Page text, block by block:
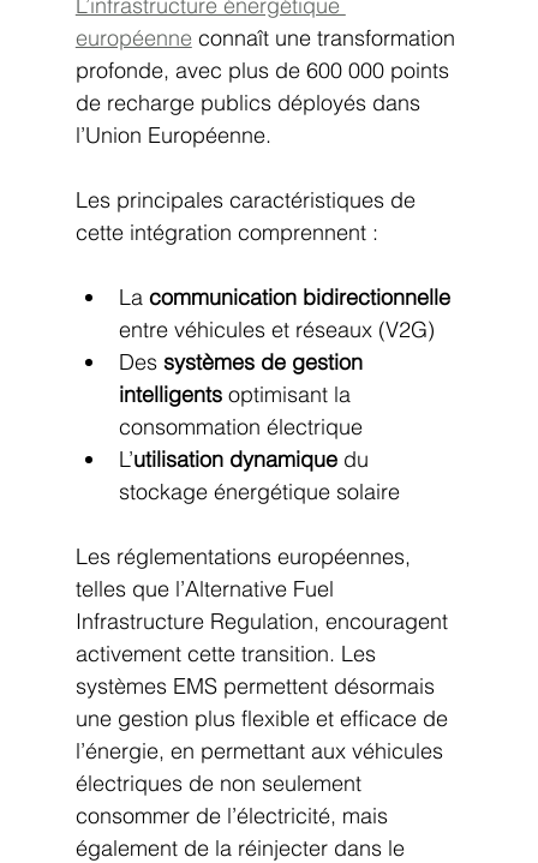
européenne connaît une transformation
profonde, avec plus de 600 000 points
de recharge publics déployés dans
l’Union Européenne.
Les principales caractéristiques de
cette intégration comprennent :
La communication bidirectionnelle
entre véhicules et réseaux (V2G)
Des systèmes de gestion
intelligents optimisant la
consommation électrique
L’utilisation dynamique du
stockage énergétique solaire
Les réglementations européennes,
telles que l’Alternative Fuel
Infrastructure Regulation, encouragent
activement cette transition. Les
systèmes EMS permettent désormais
une gestion plus flexible et efficace de
l’énergie, en permettant aux véhicules
électriques de non seulement
consommer de l’électricité, mais
également de la réinjecter dans le